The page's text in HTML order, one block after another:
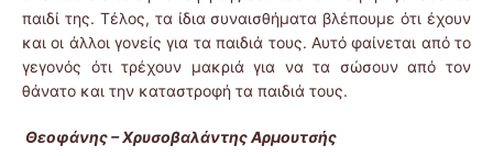
παιδί της. Τέλος, τα ίδια συναισθήματα βλέπουμε ότι έχουν
και οι άλλοι γονείς για τα παιδιά τους. Αυτό φαίνεται από το
γεγονός ότι τρέχουν μακριά για να τα σώσουν από τον
θάνατο και την καταστροφή τα παιδιά τους.
Θεοφάνης – Χρυσοβαλάντης Αρμουτσής